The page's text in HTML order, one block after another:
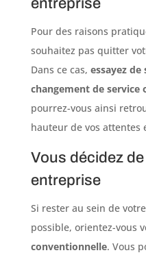
entreprise
Pour des raisons
souhaitez pas quitter
Dans ce cas, essayez
changement de service
pourrez-vous ainsi
hauteur de vos attentes
Vous décidez
entreprise
Si rester au sein de
possible, orientez-vous
conventionnelle. Vous